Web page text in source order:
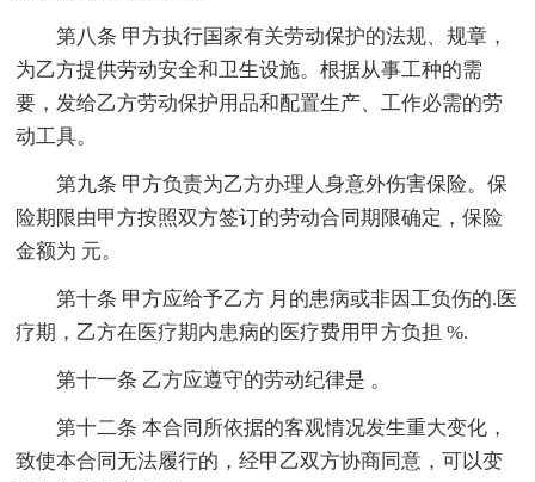
第八条 甲方执行国家有关劳动保护的法规、规章，
为乙方提供劳动安全和卫生设施。根据从事工种的需
要，发给乙方劳动保护用品和配置生产、工作必需的劳
动工具。
第九条 甲方负责为乙方办理人身意外伤害保险。保
险期限由甲方按照双方签订的劳动合同期限确定，保险
金额为 元。
第十条 甲方应给予乙方 月的患病或非因工负伤的.医
疗期，乙方在医疗期内患病的医疗费用甲方负担 %.
第十一条 乙方应遵守的劳动纪律是 。
第十二条 本合同所依据的客观情况发生重大变化，
致使本合同无法履行的，经甲乙双方协商同意，可以变